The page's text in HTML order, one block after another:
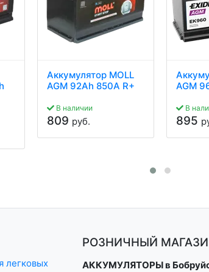
Аккумулятор MOLL
AGM 92Ah 850A R+
В наличии
809 руб.
AGM
В
895
РОЗНИЧНЫЙ
АККУМУЛЯТОРЫ в